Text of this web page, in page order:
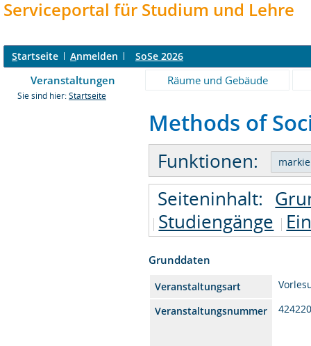
Serviceportal für Studium und Lehre
Startseite Anmelden SoSe 2026
Veranstaltungen Räume und Gebäude
Sie sind hier: Startseite
Methods of
Funktionen:
Seiteninhalt:
Studiengänge
Grunddaten
Veranstaltungsart
Veranstaltungsnummer